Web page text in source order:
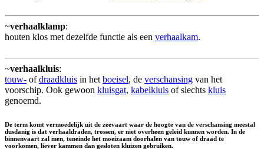
~verhaalklamp:
houten klos met dezelfde functie als een verhaalkam.
~verhaalkluis:
touw- ofdraadkluis in het boeisel, de verschansing van het
voorschip. Ook gewoon kluisgat, kabelkluis of slechts kluis
genoemd.
De term komt vermoedelijk uit de zeevaart waar de hoogte van de verschansing meestal
dusdanig is dat verhaaldraden, trossen, er niet overheen geleid kunnen worden. In de
binnenvaart zal men, teneinde het moeizaam doorhalen van touw of draad te
voorkomen, liever kammen dan gesloten kluizen gebruiken.